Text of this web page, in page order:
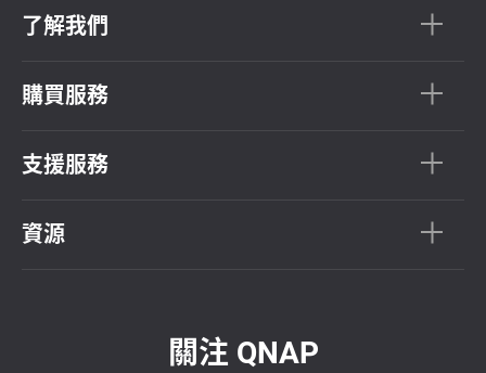
了解我們
購買服務
支援服務
資源
關注 QNAP